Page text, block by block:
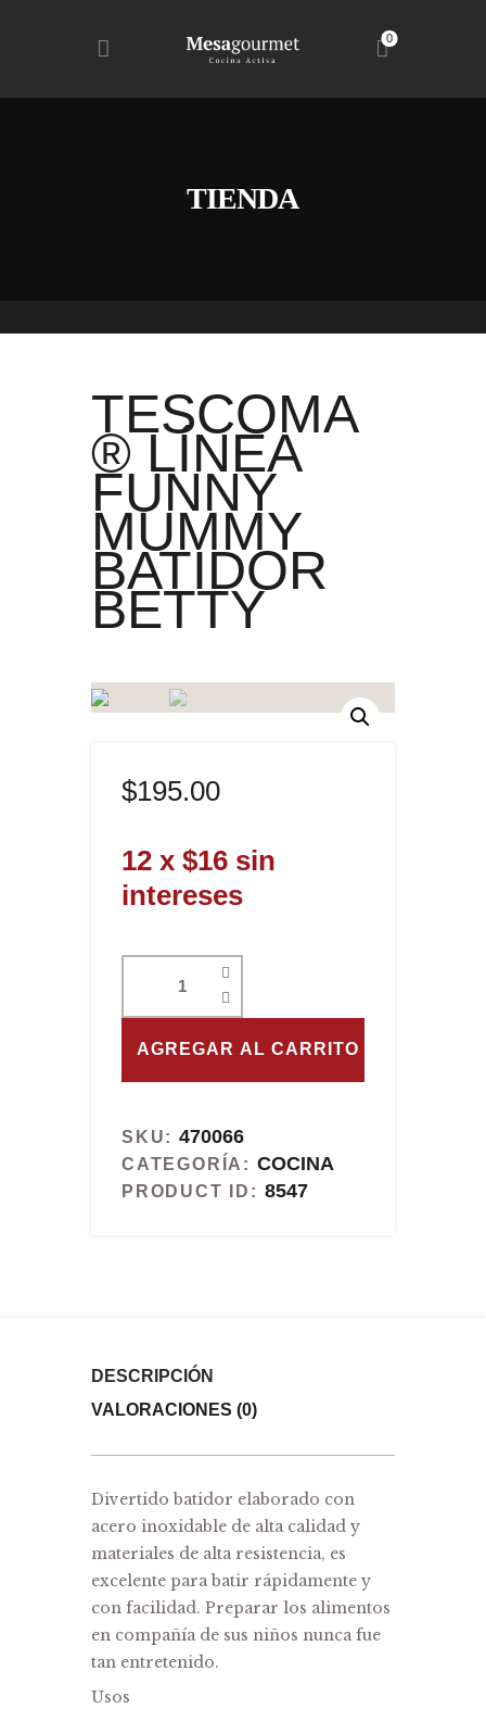
0
TIENDA
RESTAURANTE – TALLERES – TIENDA
TESCOMA
® LÍNEA
FUNNY
MUMMY
BATIDOR
BETTY
$195.00
12 x $16 sin
intereses
AGREGAR AL CARRITO
SKU: 470066
CATEGORÍA: COCINA
PRODUCT ID: 8547
DESCRIPCIÓN
VALORACIONES (0)
Divertido batidor elaborado con
acero inoxidable de alta calidad y
materiales de alta resistencia, es
excelente para batir rápidamente y
con facilidad. Preparar los alimentos
en compañía de sus niños nunca fue
tan entretenido.
Usos